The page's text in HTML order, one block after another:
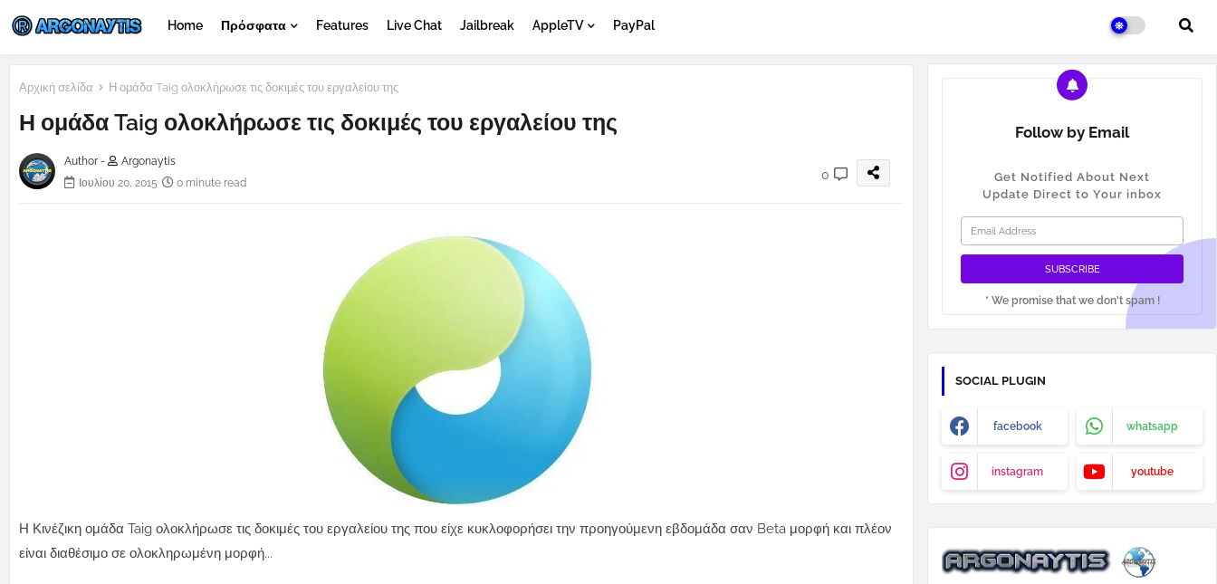
Home Πρόσφατα Features Live Chat Jailbreak AppleTV PayPal
Αρχική σελίδα Η ομάδα Taig ολοκλήρωσε τις δοκιμές του εργαλείου της
Η ομάδα Taig ολοκλήρωσε τις δοκιμές του εργαλείου της
Author -
Argonaytis
Ιουλίου 20, 2015
0 minute read
0
Η Κινέζικη ομάδα Taig ολοκλήρωσε τις δοκιμές του εργαλείου της που είχε κυκλοφορήσει την προηγούμενη εβδομάδα σαν Beta μορφή και πλέον
είναι διαθέσιμο σε ολοκληρωμένη μορφή...
Follow by Email
Get Notified About Next
Update Direct to Your inbox
* We promise that we don't spam !
SOCIAL PLUGIN
facebook whatsapp
instagram youtube